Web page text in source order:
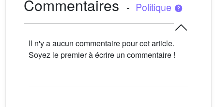
Commentaires - Politique
Il n'y a aucun commentaire pour cet article.
Soyez le premier à écrire un commentaire !